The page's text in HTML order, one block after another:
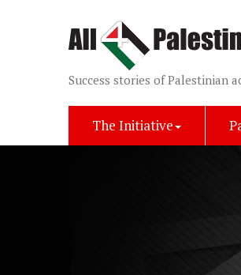
Success stories of Palestinian
The Initiative